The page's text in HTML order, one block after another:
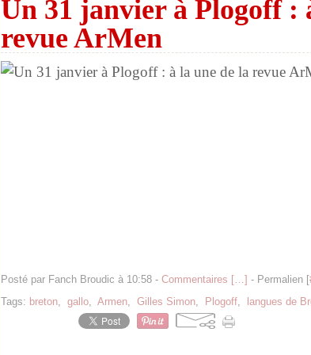
Un 31 janvier à Plogoff :
revue ArMen
Posté par Fanch Broudic à 10:58 - Commentaires […] - Permalien [
Tags: breton, gallo, Armen, Gilles Simon, Plogoff, langues de